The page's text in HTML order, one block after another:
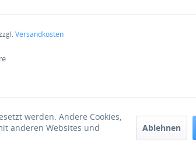
Versandkosten
werden. Andere Cookies,
anderen Websites und
Ablehnen